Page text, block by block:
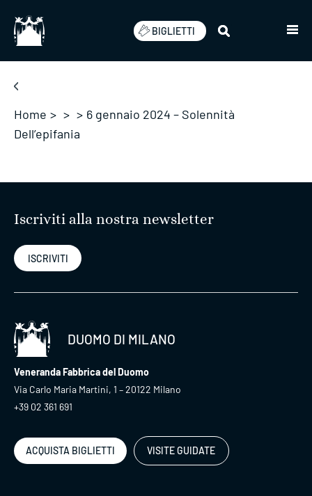
BIGLIETTI
Home > > > 6 gennaio 2024 – Solennità
Dell’epifania
Iscriviti alla nostra newsletter
ISCRIVITI
DUOMO DI MILANO
Veneranda Fabbrica del Duomo
Via Carlo Maria Martini, 1 – 20122 Milano
+39 02 361 691
ACQUISTA BIGLIETTI VISITE GUIDATE